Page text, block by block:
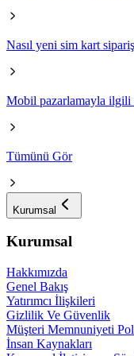
Nasıl yeni sim kart
Mobil pazarlamayla ilgili
Tümünü Gör
Kurumsal
Kurumsal
Hakkımızda
Genel Bakış
Yatırımcı İlişkileri
Gizlilik Ve Güvenlik
Müşteri Memnuniyeti
İnsan Kaynakları